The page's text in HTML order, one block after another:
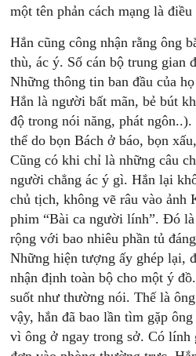
một tên phản cách mạng là
Hắn cũng công nhận rằng ông
thù, ác ý. Số cán bộ trung gian
Những thông tin ban đầu của
Hắn là người bất mãn, bẻ bút
độ trong nói năng, phát
thể do bọn Bách ở báo, bọn
Cũng có khi chỉ là những câu
người chẳng ác ý gì. Hắn lại
chủ tịch, không vẽ râu vào ảnh
phim “Bài ca người lính”. Đó
rộng với bao nhiêu phần tủ
Những hiện tượng ấy ghép lại,
nhận định toàn bộ cho một ý
suốt như thường nói. Thế là
vậy, hắn đã bao lần tìm gặp
vì ông ở ngay trong sở. Có lính